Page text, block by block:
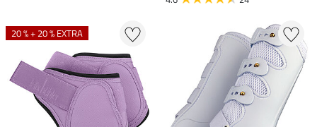
20 % + 20 % EXTRA